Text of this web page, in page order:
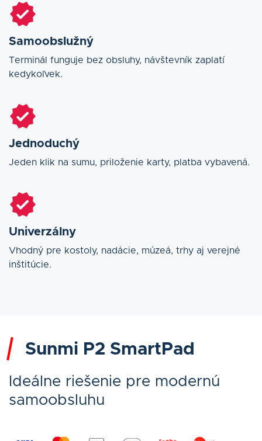
Samoobslužný
Terminál funguje bez obsluhy, návštevník zaplatí
kedykoľvek.
Jednoduchý
Jeden klik na sumu, priloženie karty, platba vybavená.
Univerzálny
Vhodný pre kostoly, nadácie, múzeá, trhy aj verejné
inštitúcie.
Sunmi P2 SmartPad
Ideálne riešenie pre modernú
samoobsluhu